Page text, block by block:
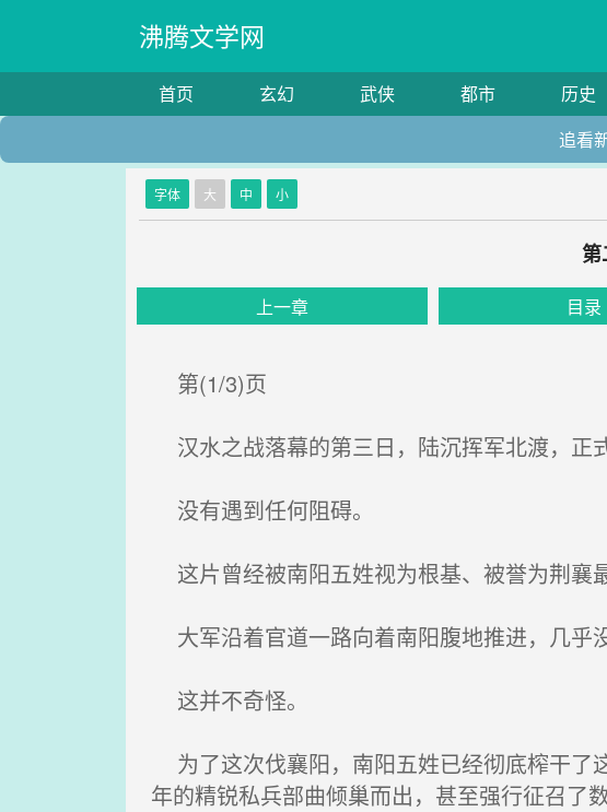
沸腾文学网
首页 玄幻 武侠 都市 历史
追看
字体 大 中 小
第
上一章 目录
第(1/3)页
汉水之战落幕的第三日，陆沉挥军北渡，正
没有遇到任何阻碍。
这片曾经被南阳五姓视为根基、被誉为荆襄
大军沿着官道一路向着南阳腹地推进，几乎
这并不奇怪。
为了这次伐襄阳，南阳五姓已经彻底榨干了
年的精锐私兵部曲倾巢而出，甚至强行征召了